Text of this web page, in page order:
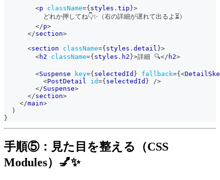
<p className={ styles . tip }>
          どれか押してね👇✨（右の詳細が遅れて出るよ⏳）
</p>
</section>
<section className={ styles . detail }>
<h2 className={ styles . h2 }>詳細 🔍</ h2>
<Suspense key={ selectedId } fallback={ <
<PostDetail id={ selectedId }
/>
</Suspense>
</section>
</main>
)
}
手順⑤：見た目を整える（CSS
Modules）💅✨